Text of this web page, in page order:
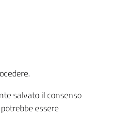
salvato il consenso
essere